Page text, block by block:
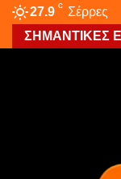
27.9 C Σέρρες
ΣΗΜΑΝΤΙΚΕΣ